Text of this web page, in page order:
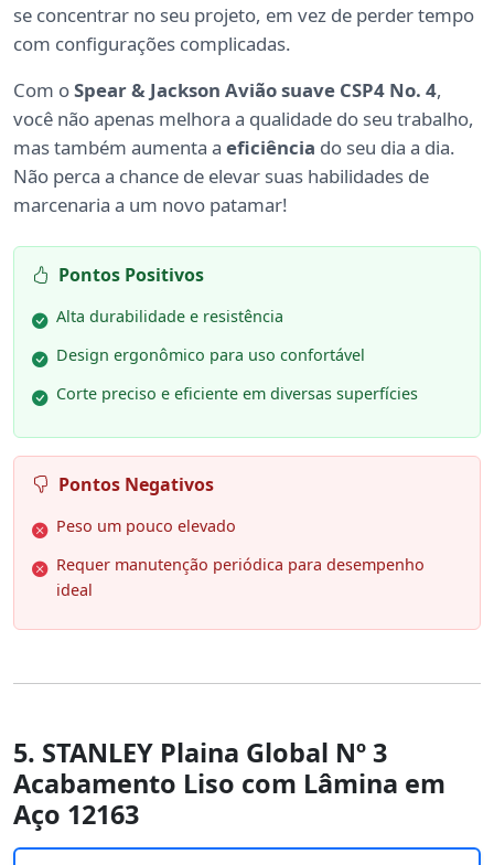
se concentrar no seu projeto, em vez de perder tempo
com configurações complicadas.
Com oSpear & Jackson Avião suave CSP4 No. 4,
você não apenas melhora a qualidade do seu trabalho,
mas também aumenta a eficiência do seu dia a dia.
Não perca a chance de elevar suas habilidades de
marcenaria a um novo patamar!
Pontos Positivos
Alta durabilidade e resistência
Design ergonômico para uso confortável
Corte preciso e eficiente em diversas superfícies
Pontos Negativos
Peso um pouco elevado
Requer manutenção periódica para desempenho
ideal
5. STANLEY Plaina Global Nº 3
Acabamento Liso com Lâmina em
Aço 12163